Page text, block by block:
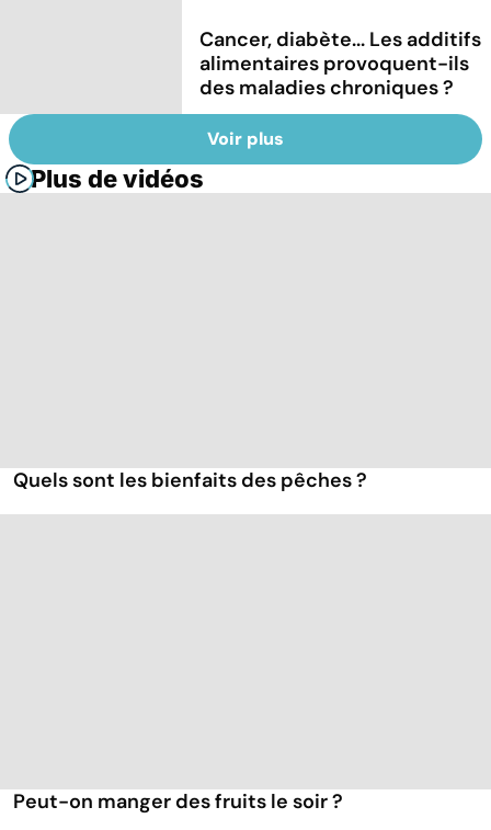
Cancer, diabète... Les additifs
alimentaires provoquent-ils
des maladies chroniques ?
Voir plus
Plus de vidéos
Quels sont les bienfaits des pêches ?
Peut-on manger des fruits le soir ?